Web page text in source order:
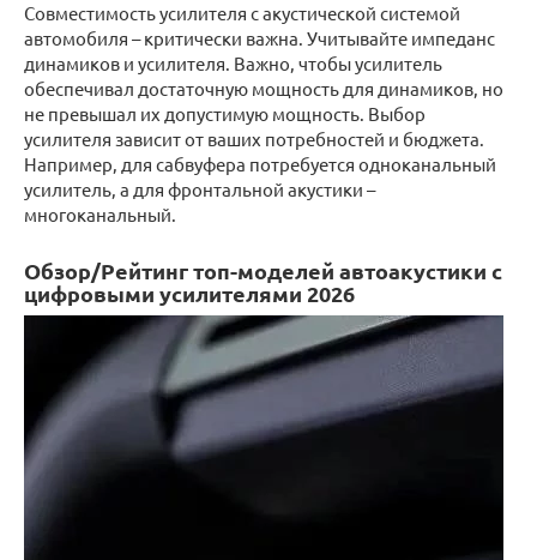
Совместимость усилителя с акустической системой
автомобиля – критически важна. Учитывайте импеданс
динамиков и усилителя. Важно, чтобы усилитель
обеспечивал достаточную мощность для динамиков, но
не превышал их допустимую мощность. Выбор
усилителя зависит от ваших потребностей и бюджета.
Например, для сабвуфера потребуется одноканальный
усилитель, а для фронтальной акустики –
многоканальный.
Обзор/Рейтинг топ-моделей автоакустики с
цифровыми усилителями 2026